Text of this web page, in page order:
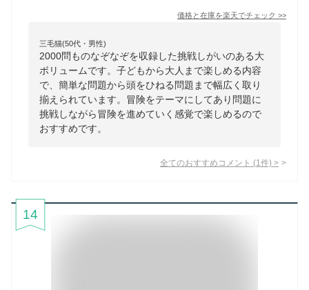
価格と在庫を楽天でチェック >>
三毛猫(50代・男性)
2000問ものなぞなぞを収録した挑戦しがいのある大
ボリュームです。子どもから大人まで楽しめる内容
で、簡単な問題から頭をひねる問題まで幅広く取り
揃えられています。冒険をテーマにしてあり問題に
挑戦しながら冒険を進めていく感覚で楽しめるので
おすすめです。
全てのおすすめコメント (1 件) >
14